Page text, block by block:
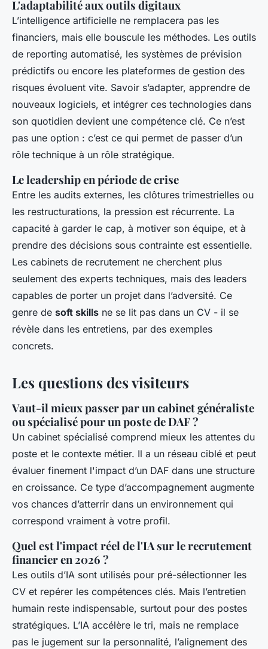
L'adaptabilité aux outils digitaux
L’intelligence artificielle ne remplacera pas les
financiers, mais elle bouscule les méthodes. Les outils
de reporting automatisé, les systèmes de prévision
prédictifs ou encore les plateformes de gestion des
risques évoluent vite. Savoir s’adapter, apprendre de
nouveaux logiciels, et intégrer ces technologies dans
son quotidien devient une compétence clé. Ce n’est
pas une option : c’est ce qui permet de passer d’un
rôle technique à un rôle stratégique.
Le leadership en période de crise
Entre les audits externes, les clôtures trimestrielles ou
les restructurations, la pression est récurrente. La
capacité à garder le cap, à motiver son équipe, et à
prendre des décisions sous contrainte est essentielle.
Les cabinets de recrutement ne cherchent plus
seulement des experts techniques, mais des leaders
capables de porter un projet dans l’adversité. Ce
genre de soft skills ne se lit pas dans un CV - il se
révèle dans les entretiens, par des exemples
concrets.
Les questions des visiteurs
Vaut-il mieux passer par un cabinet généraliste
ou spécialisé pour un poste de DAF ?
Un cabinet spécialisé comprend mieux les attentes du
poste et le contexte métier. Il a un réseau ciblé et peut
évaluer finement l'impact d’un DAF dans une structure
en croissance. Ce type d’accompagnement augmente
vos chances d’atterrir dans un environnement qui
correspond vraiment à votre profil.
Quel est l'impact réel de l'IA sur le recrutement
financier en 2026 ?
Les outils d’IA sont utilisés pour pré-sélectionner les
CV et repérer les compétences clés. Mais l’entretien
humain reste indispensable, surtout pour des postes
stratégiques. L’IA accélère le tri, mais ne remplace
pas le jugement sur la personnalité, l’alignement des